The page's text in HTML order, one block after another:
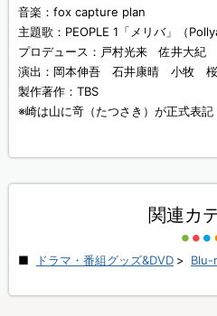
音楽：fox capture plan
主題歌：PEOPLE 1「メリバ」（
プロデュース：戸村光来 佐井大紀
演出：岡本伸吾 石井康晴 小牧 桜
製作著作：TBS
※崎は山に竒（たつさき）が正式表記
関連カ
ドラマ・番組グッズ&DVD > Blu-